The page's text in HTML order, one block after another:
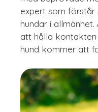
expert som förstår
hundar i
att hålla kontakten
hund kommer att